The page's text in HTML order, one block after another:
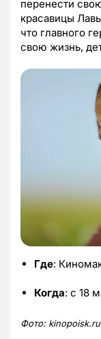
перенести
красавицы
что главного
свою жизнь,
Где:
Когда: с 18
Фото: kinopoisk.ru